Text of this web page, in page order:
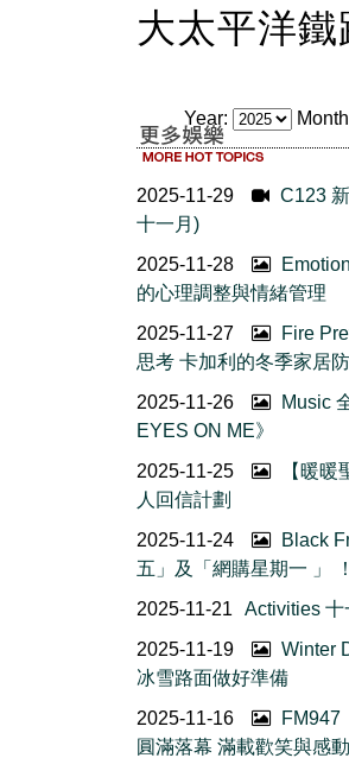
大太平洋
Year: Month
2025-11-29
C123
十一月)
2025-11-28
的心理調整與情緒管理
2025-11-27
Fire
思考 卡加利的冬季家居
2025-11-26
Music
EYES ON ME》
2025-11-25
【暖暖
人回信計劃
2025-11-24
Black
五」及「網購星期一 」 ！
2025-11-21
Activities 十
2025-11-19
Winter
冰雪路面做好準備
2025-11-16
FM947
圓滿落幕 滿載歡笑與感動